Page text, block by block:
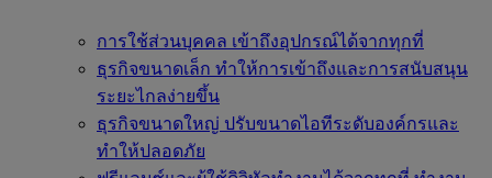
การใช้ส่วนบุคคล เข้าถึงอุปกรณ์ได้จากทุกที่
ธุรกิจขนาดเล็ก ทำให้การเข้าถึงและการสนับสนุน
ระยะไกลง่ายขึ้น
ธุรกิจขนาดใหญ่ ปรับขนาดไอทีระดับองค์กรและ
ทำให้ปลอดภัย